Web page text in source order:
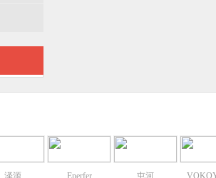
泽源 Enerfer 屯河